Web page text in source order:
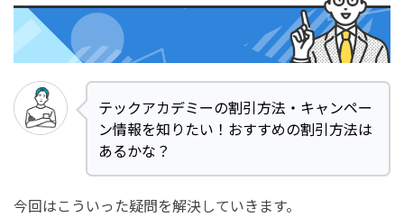
テックアカデミーの割引方法・キャンペー
ン情報を知りたい！おすすめの割引方法は
あるかな？
今回はこういった疑問を解決していきます。